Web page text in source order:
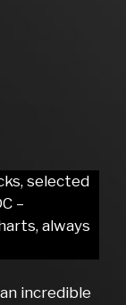
selected
–
always
incredible